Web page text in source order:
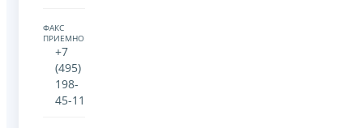
ФАКС
ПРИЕМНОЙ:
+7
(495)
198-
45-11